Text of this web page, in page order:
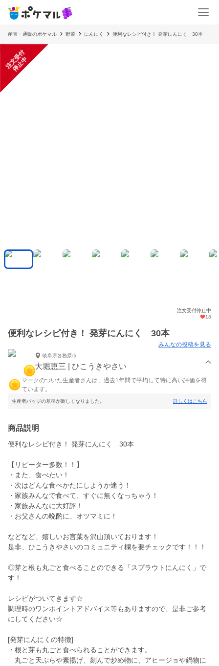
産直・通販のポケマル 野菜 にんにく 便利なレシピ付き！ 発芽にんにく 30本
注
文
受
付
停
止
中
注文受付停止中
18
便利なレシピ付き！ 発芽にんにく 30本
みんなの投稿を見る
岐阜県各務原市
大堀恵三 | ひこうきやさい
マークのついた生産者さんは、過去1年間で平均して特に高い評価を得
ています。
生産者バッジの基準が新しくなりました。 詳しくはこちら
商品説明
便利なレシピ付き！ 発芽にんにく 30本
【リピーター多数！！】
・また、食べたい！
・次はどんな食べかたにしようか迷う！
・家族みんなで食べて、すぐに無くなっちゃう！
・家族みんなに大好評！
・お父さんの晩酌に、オツマミに！
などなど、嬉しいお言葉を沢山頂いております！
是非、ひこうきやさいのコミュニティ欄を要チェックです！！！
◎芽と根も丸ごと食べることのできる「スプラウトにんにく」で
す！
レシピがついてきます☆
調理時のワンポイントアドバイス等もありますので、是非ご参考
にしてください☆
[発芽にんにくの特徴]
・根と芽も丸ごと食べられることができます。
丸ごと天ぷらや素揚げ、刻んで炒め物に、アヒージョや鍋物に